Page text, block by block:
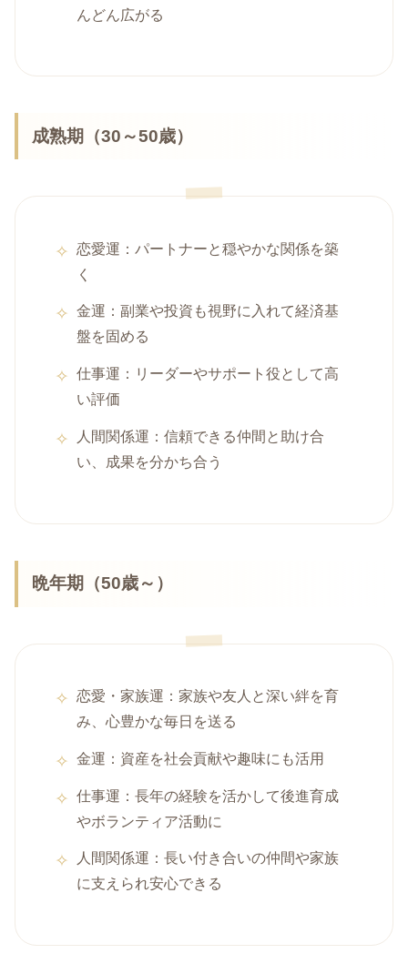
んどん広がる
成熟期（30～50歳）
恋愛運：パートナーと穏やかな関係を築
く
金運：副業や投資も視野に入れて経済基
盤を固める
仕事運：リーダーやサポート役として高
い評価
人間関係運：信頼できる仲間と助け合
い、成果を分かち合う
晩年期（50歳～）
恋愛・家族運：家族や友人と深い絆を育
み、心豊かな毎日を送る
金運：資産を社会貢献や趣味にも活用
仕事運：長年の経験を活かして後進育成
やボランティア活動に
人間関係運：長い付き合いの仲間や家族
に支えられ安心できる